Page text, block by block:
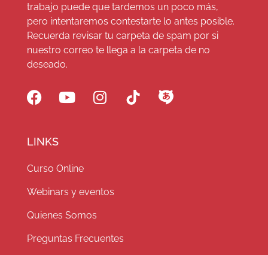
trabajo puede que tardemos un poco más,
pero intentaremos contestarte lo antes posible.
Recuerda revisar tu carpeta de spam por si
nuestro correo te llega a la carpeta de no
deseado.
LINKS
Curso Online
Webinars y eventos
Quienes Somos
Preguntas Frecuentes